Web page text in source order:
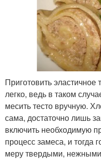
Приготовить эластичное
легко, ведь в таком
месить тесто вручную.
сама, достаточно лишь
включить необходимую
процесс замеса, и тогда
меру твердыми,